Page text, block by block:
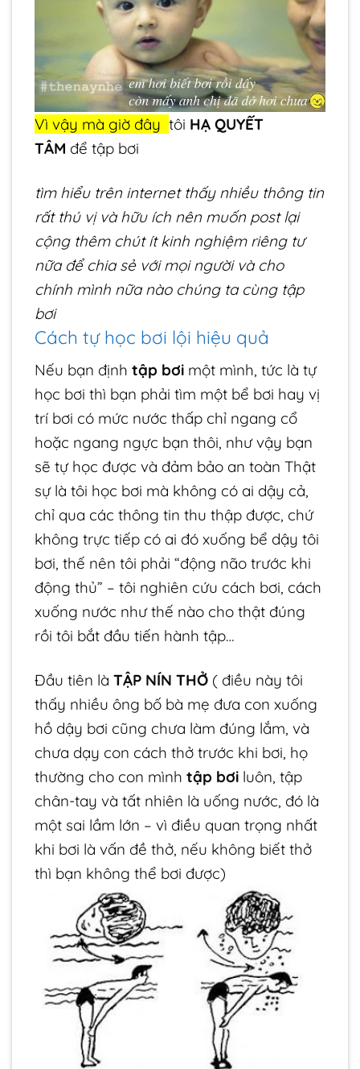
Vì vậy mà giờ đâytôi HẠ QUYẾT
TÂM để tập bơi
tìm hiểu trên internet thấy nhiều thông tin
rất thú vị và hữu ích nên muốn post lại
cộng thêm chút ít kinh nghiệm riêng tư
nữa để chia sẻ với mọi người và cho
chính mình nữanào chúng ta cùng tập
bơi
Cách tự học bơi lội hiệu quả
Nếu bạn địnhtập bơi một mình, tức là tự
học bơi thì bạn phải tìm một bể bơi hay vị
trí bơi có mức nước thấp chỉ ngang cổ
hoặc ngang ngực bạn thôi, như vậy bạn
sẽ tự học được và đảm bảo an toànThật
sự là tôi học bơi mà không có ai dậy cả,
chỉ qua các thông tin thu thập được, chứ
không trực tiếp có ai đó xuống bể dậy tôi
bơi, thế nên tôi phải “động não trước khi
động thủ” – tôi nghiên cứu cách bơi, cách
xuống nước như thế nào cho thật đúng
rồi tôi bắt đầu tiến hành tập…
Đầu tiên làTẬP NÍN THỞ ( điều này tôi
thấy nhiều ông bố bà mẹ đưa con xuống
hồ dậy bơi cũng chưa làm đúng lắm, và
chưa dạy con cách thở trước khi bơi, họ
thường cho con mìnhtập bơi luôn, tập
chân-tay và tất nhiên là uống nước, đó là
một sai lầm lớn – vì điều quan trọng nhất
khi bơi là vấn đề thở, nếu không biết thở
thì bạn không thể bơi được)